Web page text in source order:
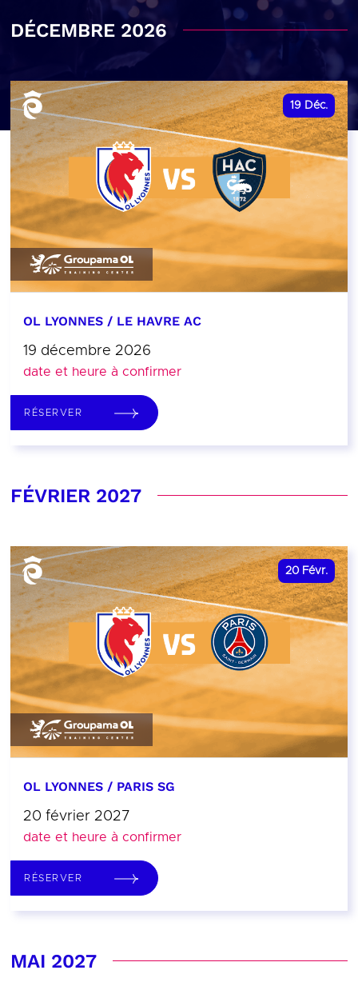
DÉCEMBRE 2026
19 Déc.
OL LYONNES / LE HAVRE AC
19 décembre 2026
date et heure à confirmer
RÉSERVER
FÉVRIER 2027
20 Févr.
OL LYONNES / PARIS SG
20 février 2027
date et heure à confirmer
RÉSERVER
MAI 2027